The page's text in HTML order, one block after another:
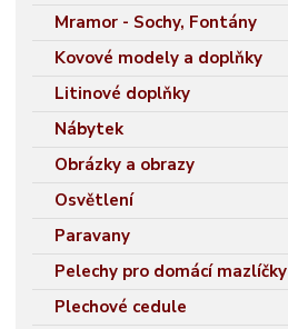
Mramor - Sochy, Fontány
Kovové modely a doplňky
Litinové doplňky
Nábytek
Obrázky a obrazy
Osvětlení
Paravany
Pelechy pro domácí mazlíčky
Plechové cedule